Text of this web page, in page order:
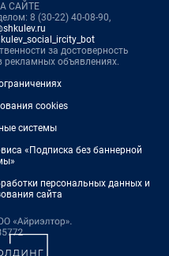
САЙТЕ
8 (30-22) 40-08-90,
за достоверность
объявлениях.
cookies
системы
«Подписка без баннерной
персональных данных и
сайта